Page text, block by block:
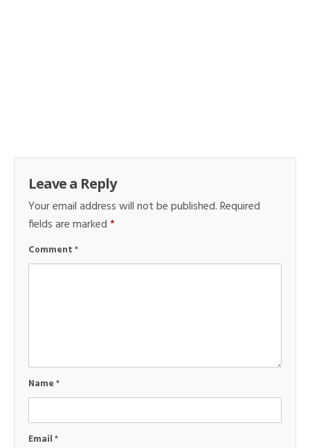
Leave a Reply
Your email address will not be published.Required
fields are marked*
Comment*
Name*
Email*